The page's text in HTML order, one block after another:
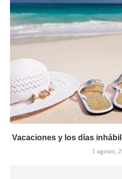
Vacaciones y los días
1 agosto,